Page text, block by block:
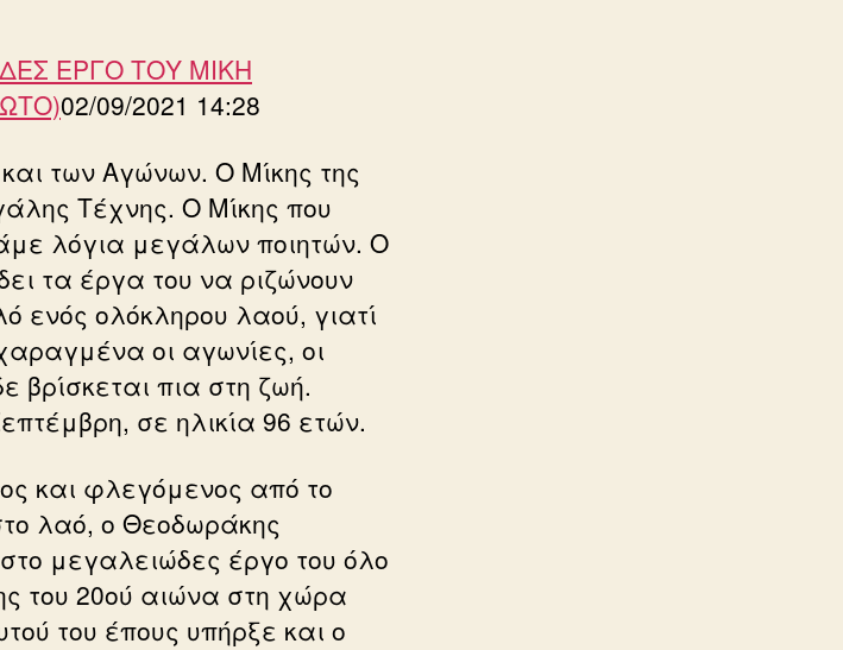
ΕΡΓΟ ΤΟΥ ΜΙΚΗ
02/09/2021 14:28
των Αγώνων. Ο Μίκης της
Τέχνης. Ο Μίκης που
λόγια μεγάλων ποιητών. Ο
τα έργα του να ριζώνουν
ενός ολόκληρου λαού, γιατί
οι αγωνίες, οι
βρίσκεται πια στη ζωή.
σε ηλικία 96 ετών.
και φλεγόμενος από το
λαό, ο Θεοδωράκης
μεγαλειώδες έργο του όλο
του 20ού αιώνα στη χώρα
του έπους υπήρξε και ο